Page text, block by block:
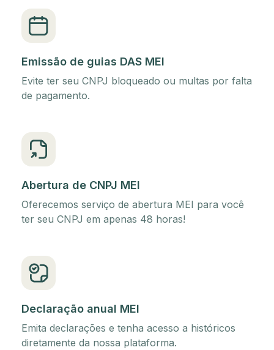
Emissão de guias DAS MEI
Evite ter seu CNPJ bloqueado ou multas por falta
de pagamento.
Abertura de CNPJ MEI
Oferecemos serviço de abertura MEI para você
ter seu CNPJ em apenas 48 horas!
Declaração anual MEI
Emita declarações e tenha acesso a históricos
diretamente da nossa plataforma.